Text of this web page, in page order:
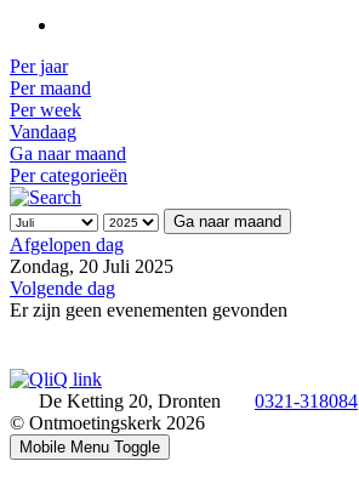
Per jaar
Per maand
Per week
Vandaag
Ga naar maand
Per categorieën
Ga naar maand
Afgelopen dag
Zondag, 20 Juli 2025
Volgende dag
Er zijn geen evenementen gevonden
De Ketting 20, Dronten
0321-318084
© Ontmoetingskerk 2026
Mobile Menu Toggle